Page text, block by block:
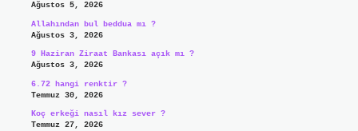
Ağustos 5, 2026
Allahından bul beddua mı ?
Ağustos 3, 2026
9 Haziran Ziraat Bankası açık mı ?
Ağustos 3, 2026
6.72 hangi renktir ?
Temmuz 30, 2026
Koç erkeği nasıl kız sever ?
Temmuz 27, 2026